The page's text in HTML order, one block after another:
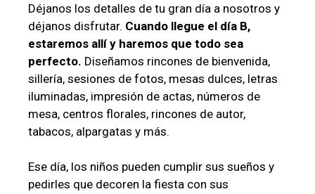
Déjanos los detalles de tu gran día a nosotros y
déjanos disfrutar. Cuando llegue el día B,
estaremos allí y haremos que todo sea
perfecto. Diseñamos rincones de bienvenida,
sillería, sesiones de fotos, mesas dulces, letras
iluminadas, impresión de actas, números de
mesa, centros florales, rincones de autor,
tabacos, alpargatas y más.
Ese día, los niños pueden cumplir sus sueños y
pedirles que decoren la fiesta con sus